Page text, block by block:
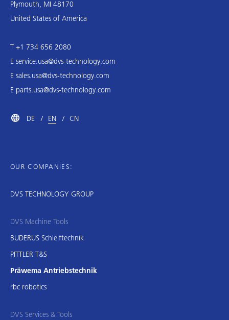
Plymouth, MI 48170
United States of America
T +1 734 656 2080
E service.usa@dvs-technology.com
E sales.usa@dvs-technology.com
E parts.usa@dvs-technology.com
DE EN CN
OUR COMPANIES:
DVS TECHNOLOGY GROUP
DVS Machine Tools
BUDERUS Schleiftechnik
PITTLER T&S
Präwema Antriebstechnik
rbc robotics
DVS Services & Tools